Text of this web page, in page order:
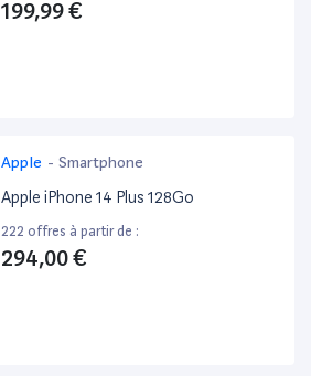
199,99 €
Apple - Smartphone
Apple iPhone 14 Plus 128Go
222 offres à partir de :
294,00 €